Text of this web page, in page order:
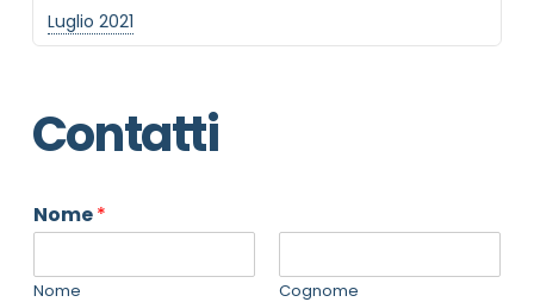
Luglio 2021
Contatti
Nome*
Nome Cognome